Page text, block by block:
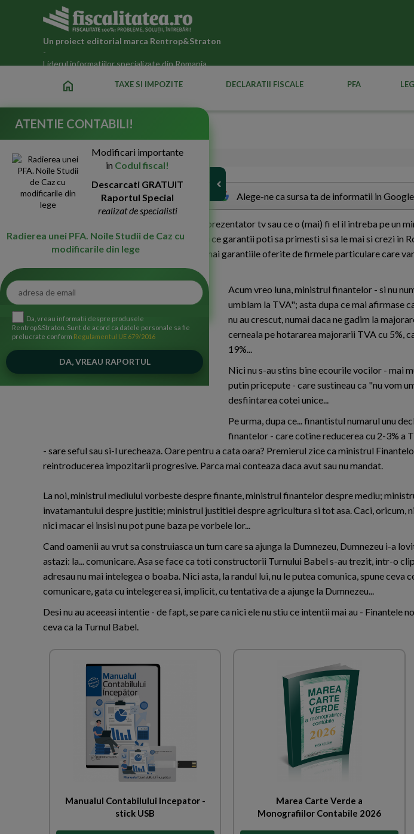
Un proiect editorial marca Rentrop&Straton
-
Liderul informatiilor specializate din Romania
home TAXE SI IMPOZITE DECLARATII FISCALE PFA
Babel fiscal
14-Iul-2010 3285
Alege-ne ca sursa ta de informatii in Google
cu', cand cu inundatiile, un... moderator/prezentator tv sau ce o (mai) fi el il intreba pe un
ce? Garantia ca... nici nu conteaza ce, caci ce garantii poti sa primesti si sa le mai si crezi in
incredere", vorba unei reclame. Poate numai garantiile oferite de firmele particulare care
functioneze.
Acum vreo luna, ministrul finantelor - si nu
umblam la TVA"; asta dupa ce mai afirmase
nu au crescut, numai daca ne gadim la
cerneala pe hotararea majorarii TVA cu 5%,
19%...
Nici nu s-au stins bine ecourile vocilor - mai
putin pricepute - care sustineau ca "nu vom
desfiintarea cotei unice...
Pe urma, dupa ce... finantistul numarul unu
finantelor - care cotine reducerea cu 2-3% a
- sare seful sau si-l urecheaza. Oare pentru a cata oara? Premierul zice ca ministrul
reintroducerea impozitarii progresive. Parca mai conteaza daca avut sau nu mandat.
La noi, ministrul mediului vorbeste despre finante, ministrul finantelor despre mediu;
invatamantului despre justitie; ministrul justitiei despre agricultura si tot asa. Caci, oricum,
nici macar ei insisi nu pot pune baza pe vorbele lor...
Cand oamenii au vrut sa construiasca un turn care sa ajunga la Dumnezeu, Dumnezeu i-a
astazi: la... comunicare. Asa se face ca toti constructorii Turnului Babel s-au trezit, intr-o
adresau nu mai intelegea o boaba. Nici asta, la randul lui, nu le putea comunica, spune ceva
comunicare, gata cu intelegerea si, implicit, cu tentativa de a ajunge la Dumnezeu...
Desi nu au aceeasi intentie - de fapt, se pare ca nici ele nu stiu ce intentii mai au - Finantele
ceva ca la Turnul Babel.
Manualul Contabilului Incepator -
stick USB
Marea Carte Verde a
Monografiilor Contabile 2026
ATENTIE CONTABILI!
Modificari importante
in Codul fiscal!
Descarcati GRATUIT
Raportul Special
realizat de specialisti
Radierea unei PFA. Noile Studii de Caz cu
modificarile din lege
Da, vreau informatii despre produsele
Rentrop&Straton. Sunt de acord ca datele personale sa fie
prelucrate conform Regulamentul UE 679/2016